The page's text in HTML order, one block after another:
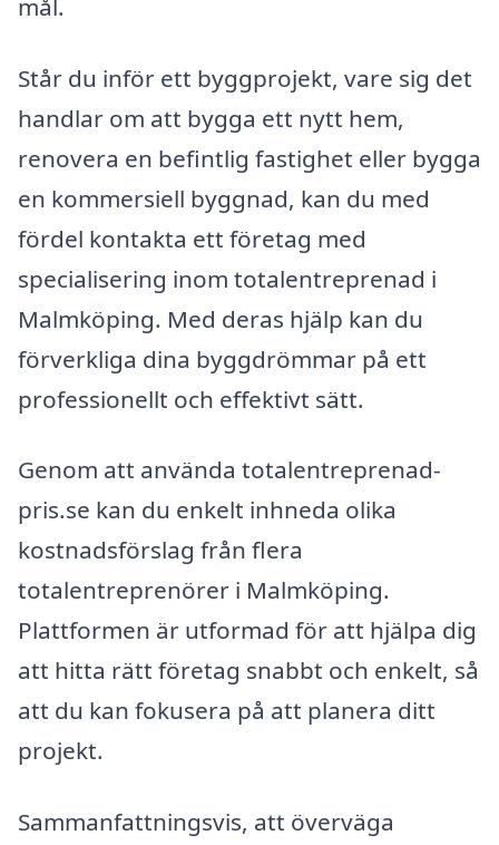
mål.
Står du inför ett byggprojekt, vare sig det
handlar om att bygga ett nytt hem,
renovera en befintlig fastighet eller bygga
en kommersiell byggnad, kan du med
fördel kontakta ett företag med
specialisering inom totalentreprenad i
Malmköping. Med deras hjälp kan du
förverkliga dina byggdrömmar på ett
professionellt och effektivt sätt.
Genom att använda totalentreprenad-
pris.se kan du enkelt inhneda olika
kostnadsförslag från flera
totalentreprenörer i Malmköping.
Plattformen är utformad för att hjälpa dig
att hitta rätt företag snabbt och enkelt, så
att du kan fokusera på att planera ditt
projekt.
Sammanfattningsvis, att överväga